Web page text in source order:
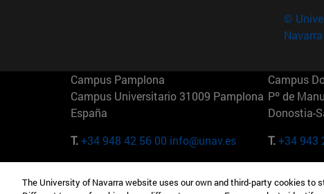
©
Navarra
Campus Pamplona
Campus Universitario 31009 Pamplona
España
T.+34 948 42 56 00 info@unav.es
Campus
Pº de
Donostia-
T.+34 943
Camino del Cerro Águila 3 28023
165 W
The University of Navarra website uses our own and third-party cookies to